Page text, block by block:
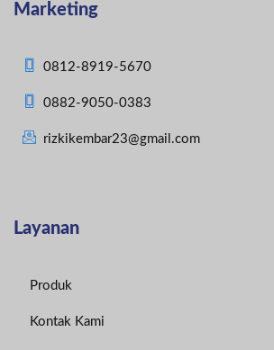
Marketing
0812-8919-5670
0882-9050-0383
rizkikembar23@gmail.com
Layanan
Produk
Kontak Kami